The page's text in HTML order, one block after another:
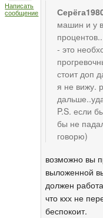
Написать
сообщение
машин и у
- это
стоит доп
я не вижу.
P.S. если
бы не
говорю)
возможно вы
выложенной
должен
что кхх не
беспокоит.